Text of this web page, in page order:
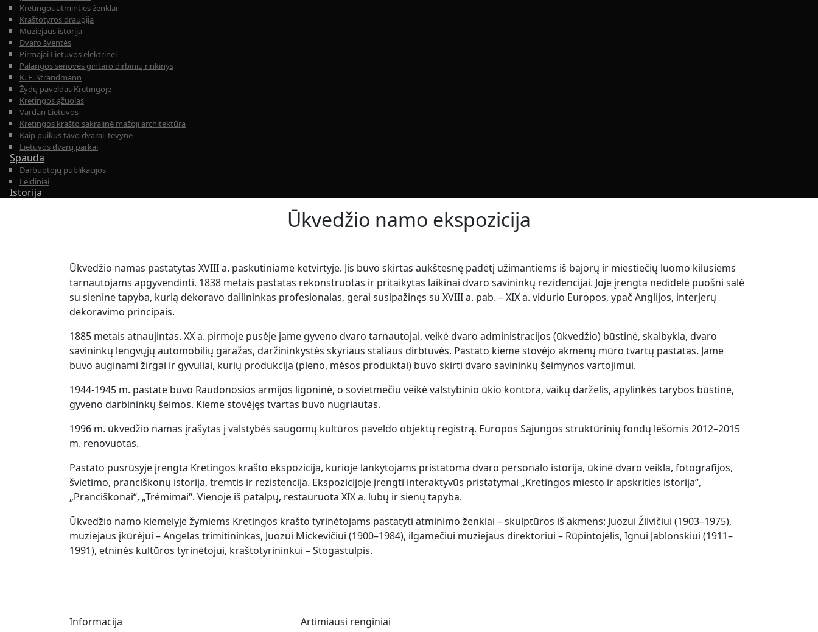
Kretingos atminties ženklai
Kraštotyros draugija
Muziejaus istorija
Dvaro šventės
Pirmajai Lietuvos elektrinei
Palangos senovės gintaro dirbinių rinkinys
K. E. Strandmann
Žydų paveldas Kretingoje
Kretingos ąžuolas
Vardan Lietuvos
Kretingos krašto sakralinė mažoji architektūra
Kaip puikūs tavo dvarai, tėvyne
Lietuvos dvarų parkai
Spauda
Darbuotojų publikacijos
Leidiniai
Istorija
Ūkvedžio namo ekspozicija
Ūkvedžio namas pastatytas XVIII a. paskutiniame ketvirtyje. Jis buvo skirtas aukštesnę padėtį užimantiems iš bajorų ir miestiečių luomo kilusiems
tarnautojams apgyvendinti. 1838 metais pastatas rekonstruotas ir pritaikytas laikinai dvaro savininkų rezidencijai. Joje įrengta nedidelė puošni salė
su sienine tapyba, kurią dekoravo dailininkas profesionalas, gerai susipažinęs su XVIII a. pab. – XIX a. vidurio Europos, ypač Anglijos, interjerų
dekoravimo principais.
1885 metais atnaujintas. XX a. pirmoje pusėje jame gyveno dvaro tarnautojai, veikė dvaro administracijos (ūkvedžio) būstinė, skalbykla, dvaro
savininkų lengvųjų automobilių garažas, daržininkystės skyriaus staliaus dirbtuvės. Pastato kieme stovėjo akmenų mūro tvartų pastatas. Jame
buvo auginami žirgai ir gyvuliai, kurių produkcija (pieno, mėsos produktai) buvo skirti dvaro savininkų šeimynos vartojimui.
1944-1945 m. pastate buvo Raudonosios armijos ligoninė, o sovietmečiu veikė valstybinio ūkio kontora, vaikų darželis, apylinkės tarybos būstinė,
gyveno darbininkų šeimos. Kieme stovėjęs tvartas buvo nugriautas.
1996 m. ūkvedžio namas įrašytas į valstybės saugomų kultūros paveldo objektų registrą. Europos Sąjungos struktūrinių fondų lėšomis 2012–2015
m. renovuotas.
Pastato pusrūsyje įrengta Kretingos krašto ekspozicija, kurioje lankytojams pristatoma dvaro personalo istorija, ūkinė dvaro veikla, fotografijos,
švietimo, pranciškonų istorija, tremtis ir rezistencija. Ekspozicijoje įrengti interaktyvūs pristatymai „Kretingos miesto ir apskrities istorija“,
„Pranciškonai“, „Trėmimai“. Vienoje iš patalpų, restauruota XIX a. lubų ir sienų tapyba.
Ūkvedžio namo kiemelyje žymiems Kretingos krašto tyrinėtojams pastatyti atminimo ženklai – skulptūros iš akmens: Juozui Žilvičiui (1903–1975),
muziejaus įkūrėjui – Angelas trimitininkas, Juozui Mickevičiui (1900–1984), ilgamečiui muziejaus direktoriui – Rūpintojėlis, Ignui Jablonskiui (1911–
1991), etninės kultūros tyrinėtojui, kraštotyrininkui – Stogastulpis.
Informacija Artimiausi renginiai